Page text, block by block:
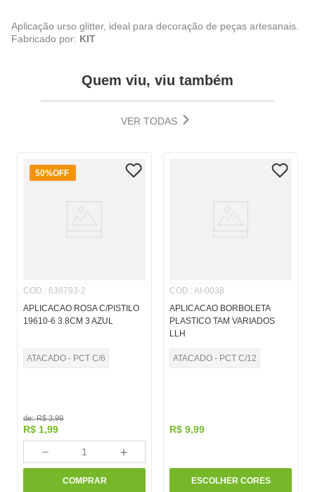
Aplicação urso glitter, ideal para decoração de peças artesanais.
Fabricado por: KIT
Quem viu, viu também
VER TODAS
50%OFF
COD.: 638793-2
APLICACAO ROSA C/PISTILO
19610-6 3.8CM 3 AZUL
ATACADO - PCT C/6
de:R$ 3,99
R$ 1,99
＋
－
COMPRAR
COD.: AI-0038
APLICACAO BORBOLETA
PLASTICO TAM VARIADOS
LLH
ATACADO - PCT C/12
R$ 9,99
ESCOLHER CORES